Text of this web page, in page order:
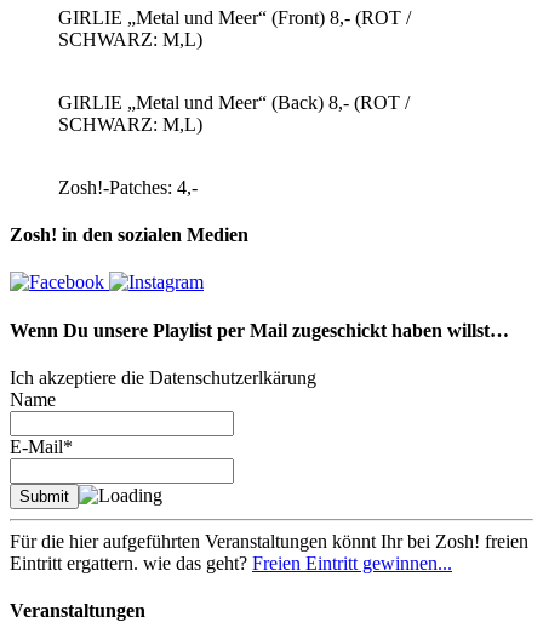
GIRLIE „Metal und Meer“ (Front) 8,- (ROT /
SCHWARZ: M,L)
GIRLIE „Metal und Meer“ (Back) 8,- (ROT /
SCHWARZ: M,L)
Zosh!-Patches: 4,-
Zosh! in den sozialen Medien
Wenn Du unsere Playlist per Mail zugeschickt haben willst…
Ich akzeptiere die Datenschutzerlkärung
Name
E-Mail*
Für die hier aufgeführten Veranstaltungen könnt Ihr bei Zosh! freien
Eintritt ergattern. wie das geht? Freien Eintritt gewinnen...
Veranstaltungen